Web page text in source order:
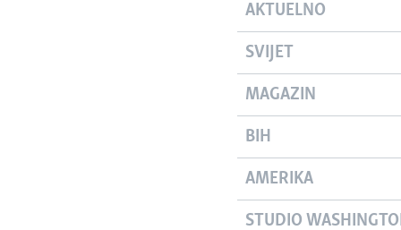
AKTUELNO
SVIJET
MAGAZIN
BIH
AMERIKA
STUDIO